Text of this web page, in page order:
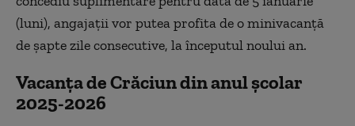
(luni), angajații vor putea profita de o minivacanță
de șapte zile consecutive, la începutul noului an.
Vacanța de Crăciun din anul școlar
2025-2026